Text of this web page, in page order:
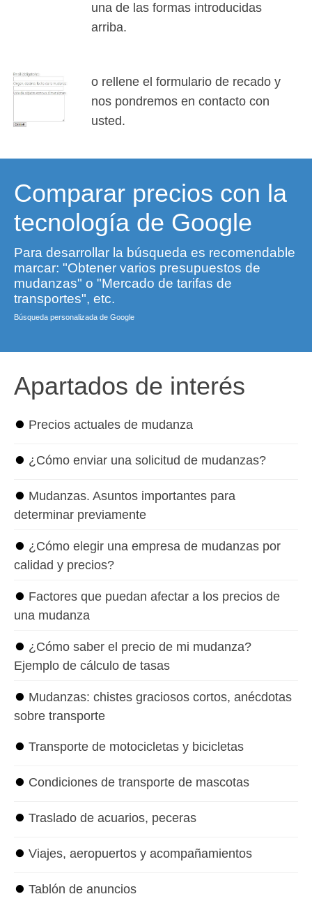
una de las formas introducidas
arriba.
o rellene el formulario de recado y
nos pondremos en contacto con
usted.
Comparar precios con la
tecnología de Google
Para desarrollar la búsqueda es recomendable
marcar: "Obtener varios presupuestos de
mudanzas" o "Mercado de tarifas de
transportes", etc.
Búsqueda personalizada de Google
Apartados de interés
⏺ Precios actuales de mudanza
⏺ ¿Cómo enviar una solicitud de mudanzas?
⏺ Mudanzas. Asuntos importantes para
determinar previamente
⏺ ¿Cómo elegir una empresa de mudanzas por
calidad y precios?
⏺ Factores que puedan afectar a los precios de
una mudanza
⏺ ¿Cómo saber el precio de mi mudanza?
Ejemplo de cálculo de tasas
⏺ Mudanzas: chistes graciosos cortos, anécdotas
sobre transporte
⏺ Transporte de motocicletas y bicicletas
⏺ Condiciones de transporte de mascotas
⏺ Traslado de acuarios, peceras
⏺ Viajes, aeropuertos y acompañamientos
⏺ Tablón de anuncios